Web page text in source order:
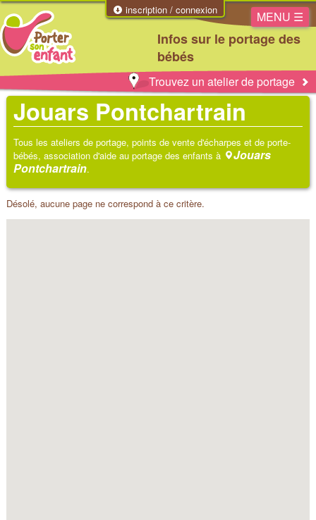
inscription / connexion
Infos sur le portage des
bébés
MENU ☰
Trouvez un atelier de portage
Jouars Pontchartrain
Tous les ateliers de portage, points de vente d'écharpes et de porte-
bébés, association d'aide au portage des enfants à
Jouars
Pontchartrain.
Désolé, aucune page ne correspond à ce critère.